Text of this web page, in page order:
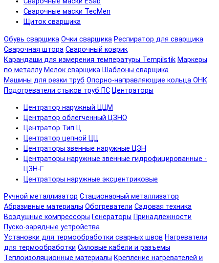
Сварочные маски TecMen
Щиток сварщика
Обувь сварщика Очки сварщика Респиратор для сварщика
Сварочная штора Сварочный коврик
Карандаши для измерения температуры Tempilstik Маркеры
по металлу Мелок сварщика Шаблоны сварщика
Машины для резки труб Опорно-направляющие кольца ОНК
Подогреватели стыков труб ПС Центраторы
Центратор наружный ЦЦМ
Центратор облегченный ЦЗНО
Центратор Тип Ц
Центратор цепной ЦЦ
Центраторы звенные наружные ЦЗН
Центраторы наружные звенные гидрофицированные -
ЦЗН-Г
Центраторы наружные эксцентриковые
Ручной металлизатор Стационарный металлизатор
Абразивные материалы Обогреватели Садовая техника
Воздушные компрессоры Генераторы Принадлежности
Пуско-зарядные устройства
Установки для термообработки сварных швов Нагреватели
для термообработки Силовые кабели и разъемы
Теплоизоляционные материалы Крепление нагревателей и